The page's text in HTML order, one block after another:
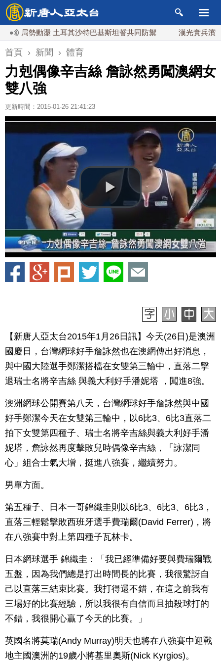
勢動盪 土耳其沙特巴基斯坦誓共同防禦 漢光實兵濱海緊急
首頁 › 新聞 › 體育
力剋偶像辛吉絲 詹詠然勇闖澳網女
雙八強
更新時間：2015-01-26 21:41:23
【新唐人亞太台2015年1月26日訊】今天(26日)是澳洲
國慶日，台灣網球好手詹詠然也在澳網傳出好消息，
與中國大陸選手鄭潔搭檔在女雙第三輪中，直落二擊
退瑞士名將辛吉絲 與義大利好手潘妮塔 ，闖進8強。
澳洲網球公開賽第八天，台灣網球好手詹詠然與中國
好手鄭潔今天在女雙第三輪中，以6比3、6比3直落二
拍下女雙第四種子、瑞士名將辛吉絲與義大利好手潘
妮塔，詹詠然再度擊敗兒時偶像辛吉絲，「詠潔同
心」組合士氣大增，挺進八強賽，繼續努力。
男單方面。
第五種子、日本一哥錦織圭則以6比3、6比3、6比3，
直落三輕鬆擊敗西班牙選手費瑞爾(David Ferrer)，將
在八強賽中對上第四種子瓦林卡。
日本網球選手 錦織圭：「我已經準備好要與費瑞爾戰
五盤，因為我們總是打出時間長的比賽，我很驚訝自
己以直落三結束比賽。我打得還不錯，在這之前我有
三場好的比賽經驗，所以我很有自信而且抽殺球打的
不錯，我很開心贏了今天的比賽。」
英國名將莫瑞(Andy Murray)明天也將在八強賽中迎戰
地主國澳洲的19歲小將基里奧斯(Nick Kyrgios)。